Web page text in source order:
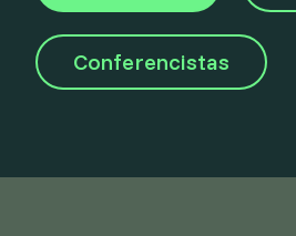
Conferencistas